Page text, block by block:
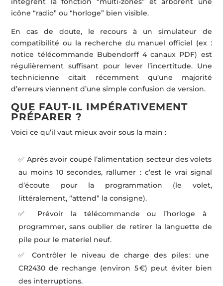
icône “radio” ou “horloge” bien visible.
En cas de doute, le recours à un simulateur de
compatibilité ou la recherche du manuel officiel (ex :
notice télécommande Bubendorff 4 canaux PDF) est
régulièrement suffisant pour lever l’incertitude. Une
technicienne citait récemment qu’une majorité
d’erreurs viennent d’une simple confusion de version.
QUE FAUT-IL IMPÉRATIVEMENT
PRÉPARER ?
Voici ce qu’il vaut mieux avoir sous la main :
✅ Après avoir coupé l’alimentation secteur des volets
au moins 10 secondes, rallumer : c’est le vrai signal
d’écoute pour la programmation (le volet,
littéralement, “attend” la consigne).
✅ Prévoir la télécommande ou l’horloge à
programmer, sans oublier de retirer la languette de
pile pour le materiel neuf.
✅ Contrôler le niveau de charge des piles : une
CR2430 de rechange (environ 5 €) peut éviter bien
des interruptions.